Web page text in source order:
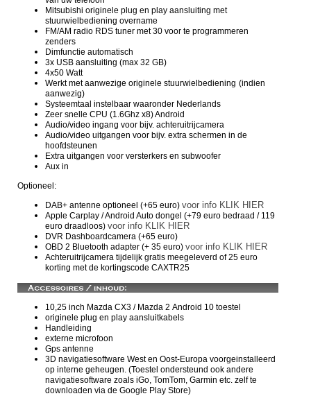
Mitsubishi originele plug en play aansluiting met
stuurwielbediening overname
FM/AM radio RDS tuner met 30 voor te programmeren
zenders
Dimfunctie automatisch
3x USB aansluiting (max 32 GB)
4x50 Watt
Werkt met aanwezige originele stuurwielbediening (indien
aanwezig)
Systeemtaal instelbaar waaronder Nederlands
Zeer snelle CPU (1.6Ghz x8) Android
Audio/video ingang voor bijv. achteruitrijcamera
Audio/video uitgangen voor bijv. extra schermen in de
hoofdsteunen
Extra uitgangen voor versterkers en subwoofer
Aux in
Optioneel:
DAB+ antenne optioneel (+65 euro) voor info KLIK HIER
Apple Carplay / Android Auto dongel (+79 euro bedraad / 119
euro draadloos) voor info KLIK HIER
DVR Dashboardcamera (+65 euro)
OBD 2 Bluetooth adapter (+ 35 euro) voor info KLIK HIER
Achteruitrijcamera tijdelijk gratis meegeleverd of 25 euro
korting met de kortingscode CAXTR25
10,25 inch Mazda CX3 / Mazda 2 Android 10 toestel
originele plug en play aansluitkabels
Handleiding
externe microfoon
Gps antenne
3D navigatiesoftware West en Oost-Europa voorgeinstalleerd
op interne geheugen. (Toestel ondersteund ook andere
navigatiesoftware zoals iGo, TomTom, Garmin etc. zelf te
downloaden via de Google Play Store)